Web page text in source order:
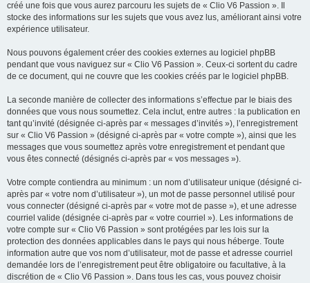
créé une fois que vous aurez parcouru les sujets de « Clio V6 Passion ». Il
stocke des informations sur les sujets que vous avez lus, améliorant ainsi votre
expérience utilisateur.
Nous pouvons également créer des cookies externes au logiciel phpBB
pendant que vous naviguez sur « Clio V6 Passion ». Ceux-ci sortent du cadre
de ce document, qui ne couvre que les cookies créés par le logiciel phpBB.
La seconde manière de collecter des informations s’effectue par le biais des
données que vous nous soumettez. Cela inclut, entre autres : la publication en
tant qu’invité (désignée ci-après par « messages d’invités »), l’enregistrement
sur « Clio V6 Passion » (désigné ci-après par « votre compte »), ainsi que les
messages que vous soumettez après votre enregistrement et pendant que
vous êtes connecté (désignés ci-après par « vos messages »).
Votre compte contiendra au minimum : un nom d’utilisateur unique (désigné ci-
après par « votre nom d’utilisateur »), un mot de passe personnel utilisé pour
vous connecter (désigné ci-après par « votre mot de passe »), et une adresse
courriel valide (désignée ci-après par « votre courriel »). Les informations de
votre compte sur « Clio V6 Passion » sont protégées par les lois sur la
protection des données applicables dans le pays qui nous héberge. Toute
information autre que vos nom d’utilisateur, mot de passe et adresse courriel
demandée lors de l’enregistrement peut être obligatoire ou facultative, à la
discrétion de « Clio V6 Passion ». Dans tous les cas, vous pouvez choisir